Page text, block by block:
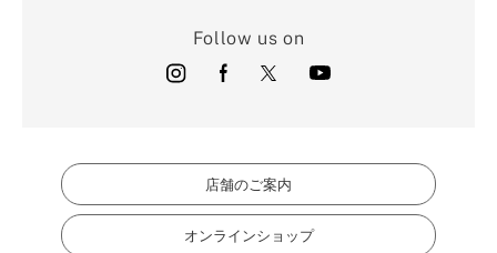
Follow us on
店舗のご案内
オンラインショップ